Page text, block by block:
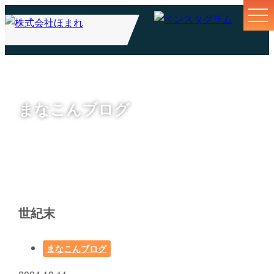
まなこんブログ
世紀末
まなこんブログ